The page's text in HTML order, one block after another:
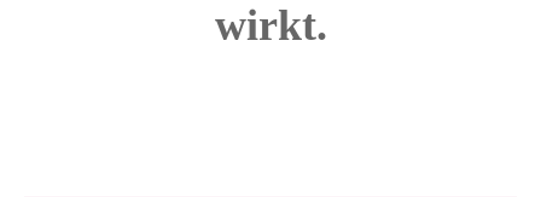
wirkt.